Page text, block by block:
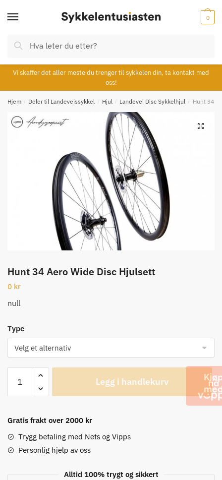
Søk
etter:
Søk
0
Vi skaffer det aller meste du trenger til sykkelen din, ta kontakt med
oss!
Hjem / Deler til Landeveissykkel / Hjul / Landevei Disc Sykkelhjul / Hunt 34
🔍
Hunt 34 Aero Wide Disc Hjulsett
0 kr
null
Type
Aero
Disc
Hjulsett
Legg i handlekurv
Gratis frakt over 2000 kr
Trygg betaling med Nets og Vipps
Personlig hjelp av oss
Alltid 100% trygt og sikkert